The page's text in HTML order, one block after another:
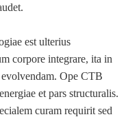
est ulterius
corpore integrare, ita in
Ope CTB
et pars structuralis.
curam requirit sed